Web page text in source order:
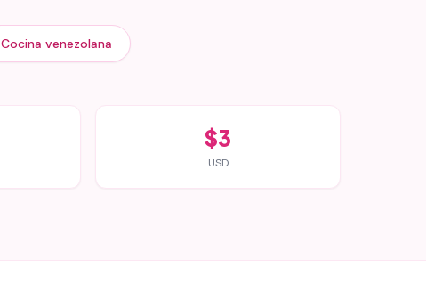
Cocina venezolana
$3
USD